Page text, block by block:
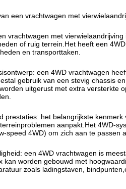
een vrachtwagen met
vrachtwagen met
of ruig terrein.Het heeft een
en transporttaken.
een 4WD vrachtwagen
gebruik van een stevig chassis
uitgerust met extra versterkte
prestaties: het belangrijkste
aanpakt.Het 4WD-
speed 4WD) om zich aan te passen
een 4WD vrachtwagen is
kan worden gebouwd met
zoals ladingstaven,